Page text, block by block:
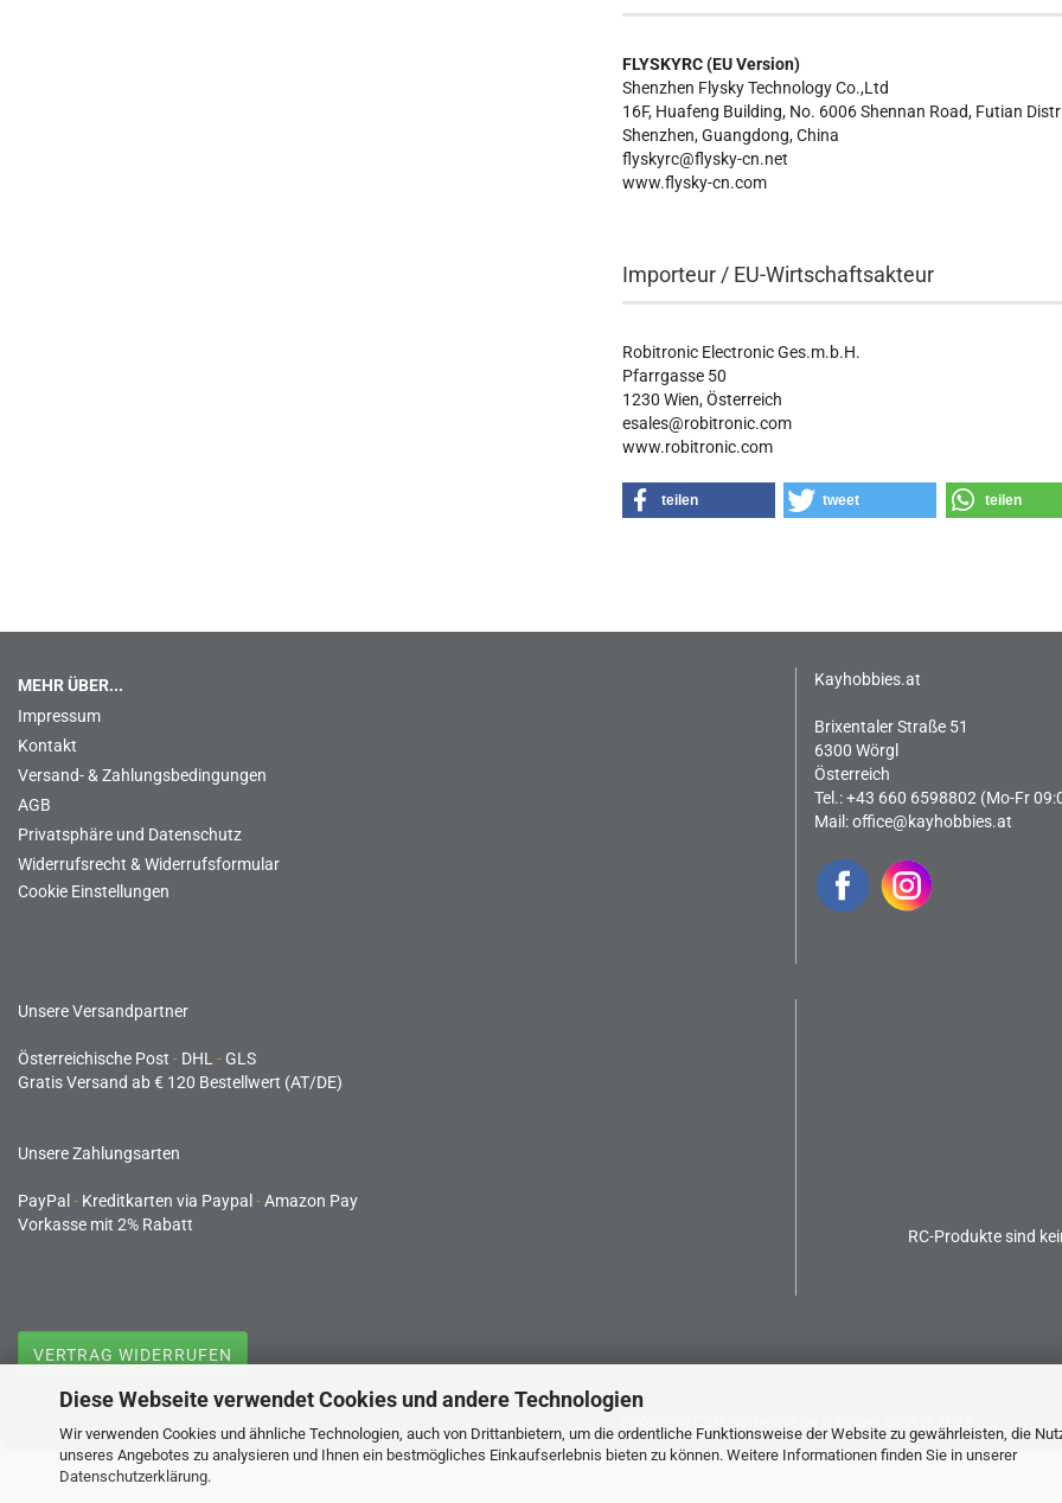
Diese Webseite verwendet Cookies und andere Technologien
Wir verwenden Cookies und ähnliche Technologien, auch von Drittanbietern, um die ordentliche Funktionsweise der Website zu gewährleisten, die
unseres Angebotes zu analysieren und Ihnen ein bestmögliches Einkaufserlebnis bieten zu können. Weitere Informationen finden Sie in unserer
Datenschutzerklärung.
FLYSKYRC (EU Version)
Shenzhen Flysky Technology Co.,Ltd
16F, Huafeng Building, No. 6006 Shennan Road, Futian
Shenzhen, Guangdong, China
flyskyrc@flysky-cn.net
www.flysky-cn.com
Importeur / EU-Wirtschaftsakteur
Robitronic Electronic Ges.m.b.H.
Pfarrgasse 50
1230 Wien, Österreich
esales@robitronic.com
www.robitronic.com
teilen tweet teilen
MEHR ÜBER...
Impressum
Kontakt
Versand- & Zahlungsbedingungen
AGB
Privatsphäre und Datenschutz
Widerrufsrecht & Widerrufsformular
Cookie Einstellungen
Kayhobbies.at
Brixentaler Straße 51
6300 Wörgl
Österreich
Tel.: +43 660 6598802 (Mo-Fr
Mail:office@kayhobbies.at
Unsere Versandpartner
Österreichische Post - DHL -GLS
Gratis Versand ab € 120 Bestellwert (AT/DE)
Unsere Zahlungsarten
PayPal - Kreditkarten via Paypal -Amazon Pay
Vorkasse mit 2% Rabatt
RC-Produkte sind
VERTRAG WIDERRUFEN